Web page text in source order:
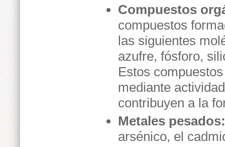
Compuestos
compuestos
las siguientes
azufre, fósforo,
Estos
mediante
contribuyen a la
Metales pesados:
arsénico, el